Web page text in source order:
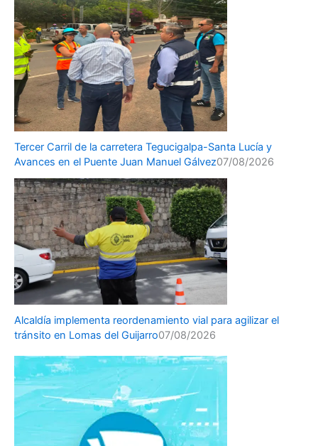
Tercer Carril de la carretera Tegucigalpa-Santa Lucía y
Avances en el Puente Juan Manuel Gálvez07/08/2026
Alcaldía implementa reordenamiento vial para agilizar el
tránsito en Lomas del Guijarro07/08/2026